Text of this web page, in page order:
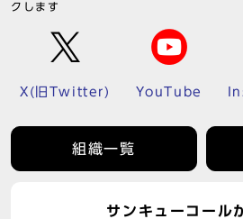
クします
X(旧Twitter) YouTube
組織一覧
サンキューコール